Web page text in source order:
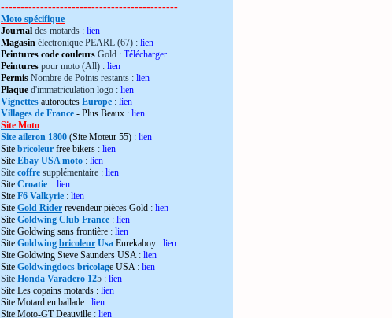
---------------------------------------------
Moto spécifique
Journal des motards : lien
Magasin électronique PEARL (67) : lien
Peintures code couleurs Gold : Télécharger
Peintures pour moto (All) : lien
Permis Nombre de Points restants : lien
Plaque d'immatriculation logo : lien
Vignettes autoroutes Europe : lien
Villages de France - Plus Beaux : lien
Site Moto
Site aileron 1800 (Site Moteur 55) : lien
Site bricoleur free bikers : lien
Site Ebay USA moto : lien
Site coffre supplémentaire : lien
Site Croatie : lien
Site F6 Valkyrie : lien
Site Gold Rider revendeur pièces Gold : lien
Site Goldwing Club France : lien
Site Goldwing sans frontière : lien
Site Goldwing bricoleur Usa Eurekaboy : lien
Site Goldwing Steve Saunders USA : lien
Site Goldwingdocs bricolage USA : lien
Site Honda Varadero 125 : lien
Site Les copains motards : lien
Site Motard en ballade : lien
Site Moto-GT Deauville : lien